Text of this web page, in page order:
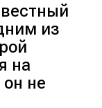
из
на
он не